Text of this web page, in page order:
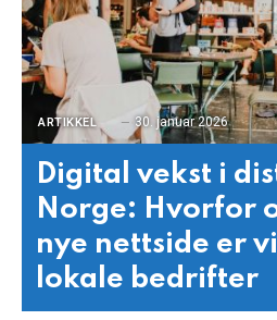
ARTIKKEL 30. januar 2026
Digital vekst i
Norge: Hvorfor
nye nettside er
lokale bedrifter